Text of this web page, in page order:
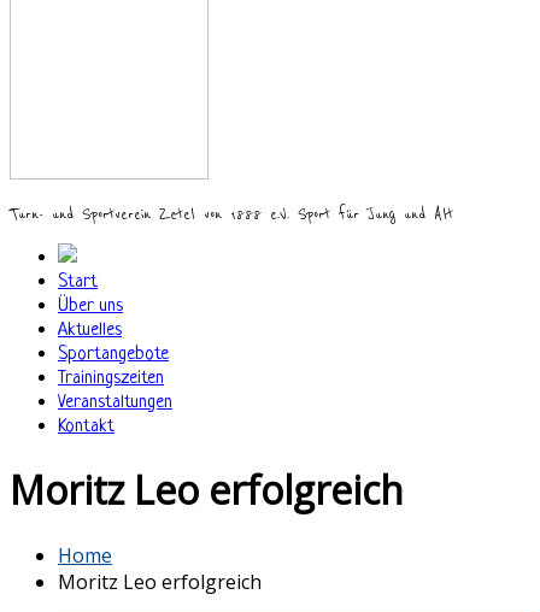
Turn- und Sportverein Zetel von 1888 e.V. Sport für Jung und Alt
Start
Über uns
Aktuelles
Sportangebote
Trainingszeiten
Veranstaltungen
Kontakt
Moritz Leo erfolgreich
Home
Moritz Leo erfolgreich